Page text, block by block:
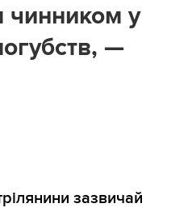
чинником у
—
зазвичай